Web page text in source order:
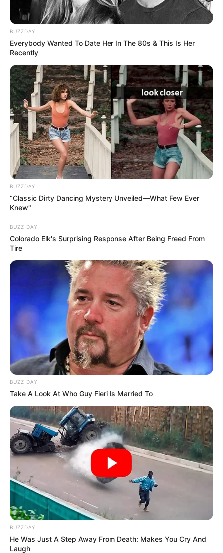
BUZZDAY
Everybody Wanted To Date Her In The 80s & This Is Her
Recently
BUZZDAY
“Classic Dirty Dancing Mystery Unveiled—What Few Ever
Knew"
BUZZ DAY
Colorado Elk's Surprising Response After Being Freed From
Tire
BUZZ DAY
Take A Look At Who Guy Fieri Is Married To
BUZZDAY
He Was Just A Step Away From Death: Makes You Cry And
Laugh